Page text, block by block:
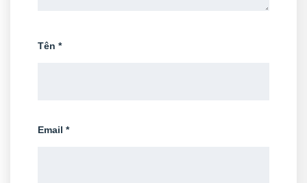
Tên *
Email *